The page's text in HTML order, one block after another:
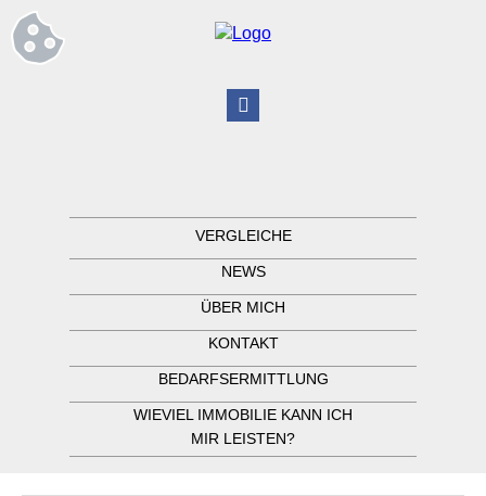
VERGLEICHE
NEWS
ÜBER MICH
KONTAKT
BEDARFSERMITTLUNG
WIEVIEL IMMOBILIE KANN ICH
MIR LEISTEN?